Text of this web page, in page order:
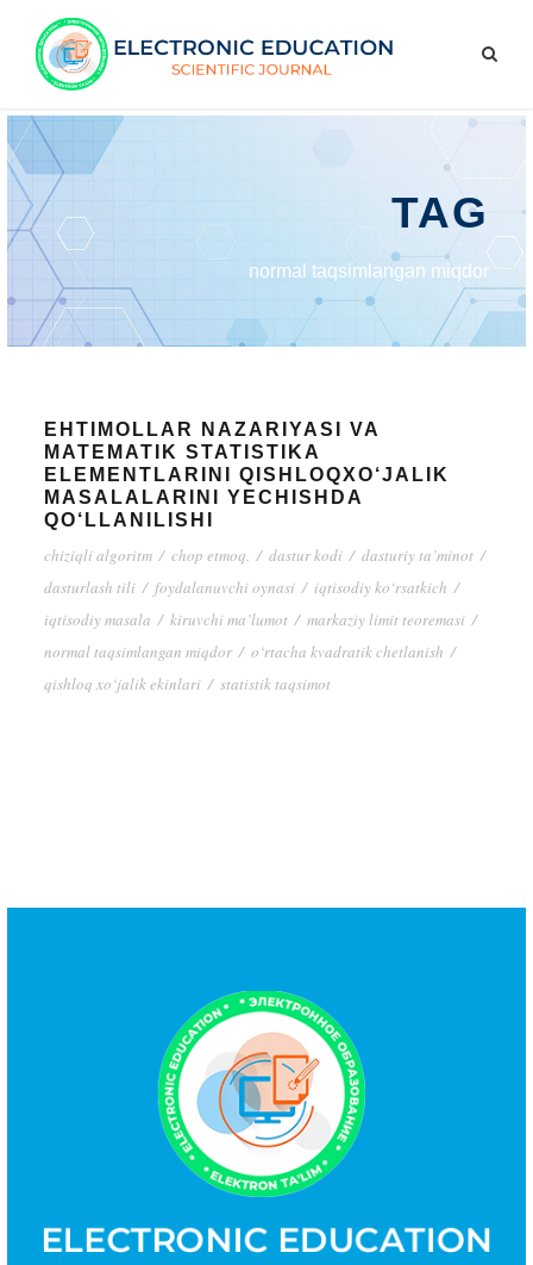
TAG
normal taqsimlangan miqdor
EHTIMOLLAR NAZARIYASI VA
MATEMATIK STATISTIKA
ELEMENTLARINI QISHLOQXO‘JALIK
MASALALARINI YECHISHDA
QO‘LLANILISHI
chiziqli algoritm / chop etmoq. / dastur kodi / dasturiy ta’minot /
dasturlash tili / foydalanuvchi oynasi / iqtisodiy ko‘rsatkich /
iqtisodiy masala / kiruvchi ma’lumot / markaziy limit teoremasi /
normal taqsimlangan miqdor / o‘rtacha kvadratik chetlanish /
qishloq xo‘jalik ekinlari / statistik taqsimot